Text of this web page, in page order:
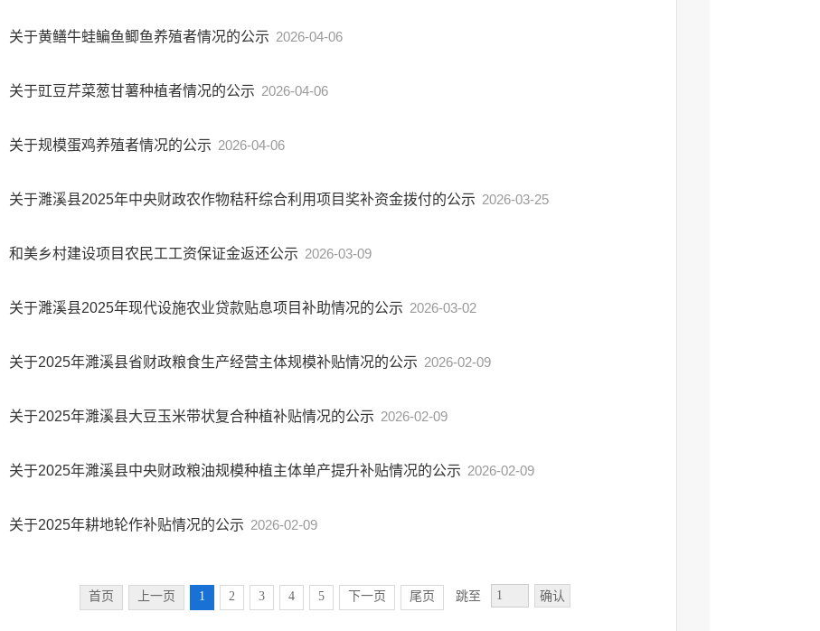
关于黄鳝牛蛙鳊鱼鲫鱼养殖者情况的公示 2026-04-06
关于豇豆芹菜葱甘薯种植者情况的公示 2026-04-06
关于规模蛋鸡养殖者情况的公示 2026-04-06
关于濉溪县2025年中央财政农作物秸秆综合利用项目奖补资金拨付的公示 2026-03-25
和美乡村建设项目农民工工资保证金返还公示 2026-03-09
关于濉溪县2025年现代设施农业贷款贴息项目补助情况的公示 2026-03-02
关于2025年濉溪县省财政粮食生产经营主体规模补贴情况的公示 2026-02-09
关于2025年濉溪县大豆玉米带状复合种植补贴情况的公示 2026-02-09
关于2025年濉溪县中央财政粮油规模种植主体单产提升补贴情况的公示 2026-02-09
关于2025年耕地轮作补贴情况的公示 2026-02-09
首页 上一页 1 2 3 4 5 下一页 尾页 跳至 确认